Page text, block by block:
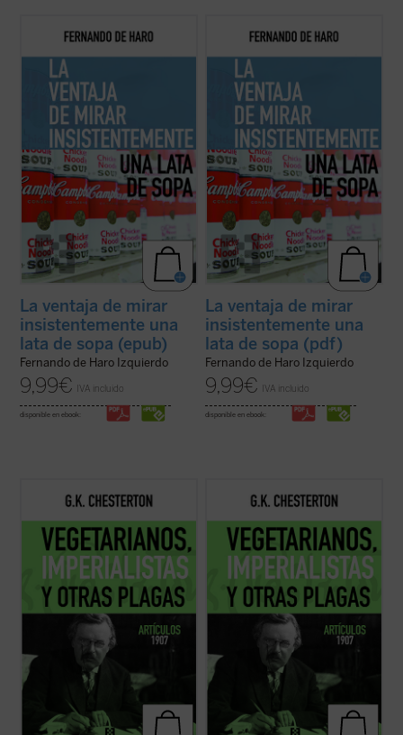
«Warhol me obligaba a hacer un ejercicio
que me rescataba, me recuperaba de los
lata de sopa Campbell se convertía en una
especie de corrección de la mirada del
homo videns: el hombre al que ...
La ventaja de mirar
insistentemente una
lata de sopa (epub)
Fernando de Haro Izquierdo
9,99€ IVA incluido
disponible en ebook:
«Warhol me obligaba a hacer un ejercicio
que me rescataba, me recuperaba de los
lata de sopa Campbell se convertía en una
especie de corrección de la mirada del
homo videns: el hombre al que ...
La ventaja de mirar
insistentemente una
lata de sopa (pdf)
Fernando de Haro Izquierdo
9,99€ IVA incluido
disponible en ebook:
G.K. Chesterton, autor de novelas como
hombre que fue juevesy creador del
todo un periodista que escribió miles de
artículos para distintos medios.
Su colaboración más longeva --de 1905
(ver ficha)
G.K. Chesterton, autor de novelas como
hombre que fue juevesy creador del
todo un periodista que escribió miles de
artículos para distintos medios.
Su colaboración más longeva --de 1905
(ver ficha)